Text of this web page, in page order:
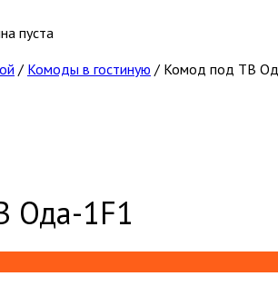
пуста
/ Комоды в гостиную / Комод под ТВ
Ода-1F1